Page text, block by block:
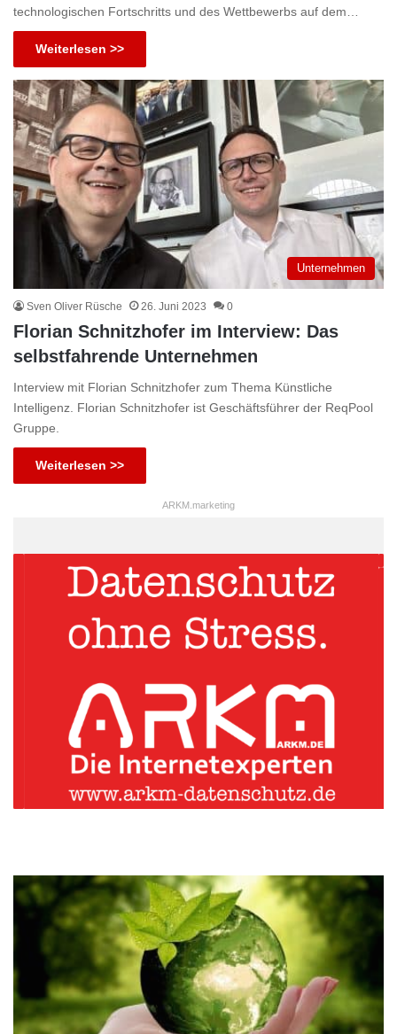
technologischen Fortschritts und des Wettbewerbs auf dem…
Weiterlesen >>
Unternehmen
Sven Oliver Rüsche 26. Juni 2023 0
Florian Schnitzhofer im Interview: Das
selbstfahrende Unternehmen
Interview mit Florian Schnitzhofer zum Thema Künstliche
Intelligenz. Florian Schnitzhofer ist Geschäftsführer der ReqPool
Gruppe.
Weiterlesen >>
ARKM.marketing